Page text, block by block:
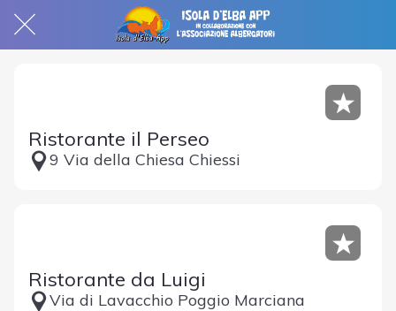
Ristorante il Perseo
9 Via della Chiesa Chiessi
Ristorante da Luigi
Via di Lavacchio Poggio Marciana